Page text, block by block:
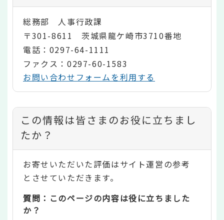
総務部 人事行政課
〒301-8611 茨城県龍ケ崎市3710番地
電話：0297-64-1111
ファクス：0297-60-1583
お問い合わせフォームを利用する
コ
ン
テ
ン
ツ
評
この情報は皆さまのお役に立ちまし
たか？
お寄せいただいた評価はサイト運営の参考
とさせていただきます。
質問：このページの内容は役に立ちました
か？